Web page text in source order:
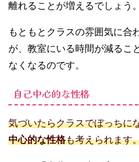
離れることが増えるでしょう。
もともとクラスの雰囲気に合
が、教室にいる時間が減るこ
なくなるのです。
自己中心的な性格
気づいたらクラスでぼっちに
中心的な性格も考えられます